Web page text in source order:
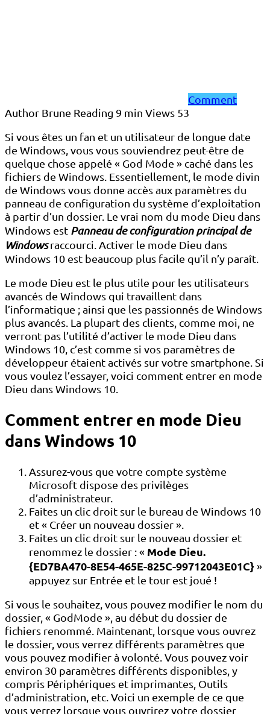
Comment
Author Brune Reading 9 min Views 53
Si vous êtes un fan et un utilisateur de longue date
de Windows, vous vous souviendrez peut-être de
quelque chose appelé « God Mode » caché dans les
fichiers de Windows. Essentiellement, le mode divin
de Windows vous donne accès aux paramètres du
panneau de configuration du système d’exploitation
à partir d’un dossier. Le vrai nom du mode Dieu dans
Windows est Panneau de configuration principal de
Windowsraccourci. Activer le mode Dieu dans
Windows 10 est beaucoup plus facile qu’il n’y paraît.
Le mode Dieu est le plus utile pour les utilisateurs
avancés de Windows qui travaillent dans
l’informatique ; ainsi que les passionnés de Windows
plus avancés. La plupart des clients, comme moi, ne
verront pas l’utilité d’activer le mode Dieu dans
Windows 10, c’est comme si vos paramètres de
développeur étaient activés sur votre smartphone. Si
vous voulez l’essayer, voici comment entrer en mode
Dieu dans Windows 10.
Comment entrer en mode Dieu
dans Windows 10
Assurez-vous que votre compte système
Microsoft dispose des privilèges
d’administrateur.
Faites un clic droit sur le bureau de Windows 10
et « Créer un nouveau dossier ».
Faites un clic droit sur le nouveau dossier et
renommez le dossier : « Mode Dieu.
{ED7BA470-8E54-465E-825C-99712043E01C} »
appuyez sur Entrée et le tour est joué !
Si vous le souhaitez, vous pouvez modifier le nom du
dossier, « GodMode », au début du dossier de
fichiers renommé. Maintenant, lorsque vous ouvrez
le dossier, vous verrez différents paramètres que
vous pouvez modifier à volonté. Vous pouvez voir
environ 30 paramètres différents disponibles, y
compris Périphériques et imprimantes, Outils
d’administration, etc. Voici un exemple de ce que
vous verrez lorsque vous ouvrirez votre dossier